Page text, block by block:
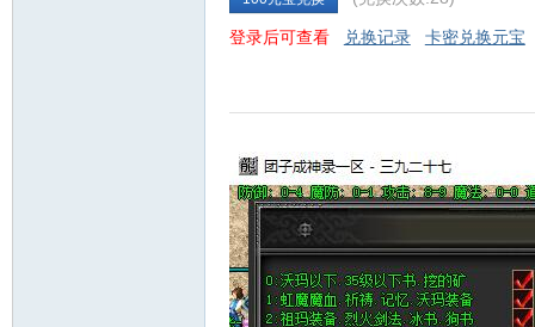
登录后可查看 兑换记录 卡密兑换元宝